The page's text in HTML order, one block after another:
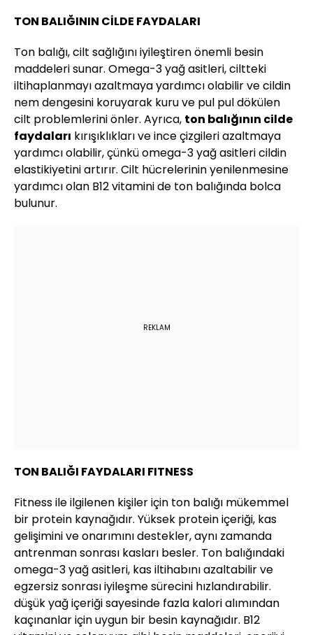
TON BALIĞININ CİLDE FAYDALARI
Ton balığı, cilt sağlığını iyileştiren önemli besin
maddeleri sunar. Omega-3 yağ asitleri, ciltteki
iltihaplanmayı azaltmaya yardımcı olabilir ve cildin
nem dengesini koruyarak kuru ve pul pul dökülen
cilt problemlerini önler. Ayrıca, ton balığının cilde
faydaları kırışıklıkları ve ince çizgileri azaltmaya
yardımcı olabilir, çünkü omega-3 yağ asitleri cildin
elastikiyetini artırır. Cilt hücrelerinin yenilenmesine
yardımcı olan B12 vitamini de ton balığında bolca
bulunur.
REKLAM
TON BALIĞI FAYDALARI FITNESS
Fitness ile ilgilenen kişiler için ton balığı mükemmel
bir protein kaynağıdır. Yüksek protein içeriği, kas
gelişimini ve onarımını destekler, aynı zamanda
antrenman sonrası kasları besler. Ton balığındaki
omega-3 yağ asitleri, kas iltihabını azaltabilir ve
egzersiz sonrası iyileşme sürecini hızlandırabilir.
düşük yağ içeriği sayesinde fazla kalori alımından
kaçınanlar için uygun bir besin kaynağıdır. B12